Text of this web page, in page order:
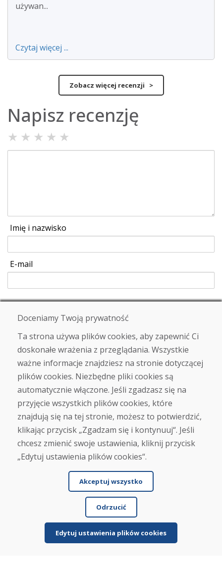
używan...
Czytaj więcej ...
Zobacz więcej recenzji >
Napisz recenzję
★ ★ ★ ★ ★
Imię i nazwisko
E-mail
Wysłać
Infolinia
+421 919 282 306
info@domivosport.pl
O nas
Blog
O nas
Sklep
Kontakt
Zakup
Sklep internetowy
Warunki handlowe
Transport
Zapłata
Skarga
Doceniamy Twoją prywatność
Ta strona używa plików cookies, aby zapewnić Ci
doskonałe wrażenia z przeglądania. Wszystkie
ważne informacje znajdziesz na stronie dotyczącej
plików cookies. Niezbędne pliki cookies są
automatycznie włączone. Jeśli zgadzasz się na
przyjęcie wszystkich plików cookies, które
znajdują się na tej stronie, możesz to potwierdzić,
klikając przycisk „Zgadzam się i kontynuuj“. Jeśli
chcesz zmienić swoje ustawienia, kliknij przycisk
„Edytuj ustawienia plików cookies“.
Akceptuj wszystko
Odrzucić
Edytuj ustawienia plików cookies